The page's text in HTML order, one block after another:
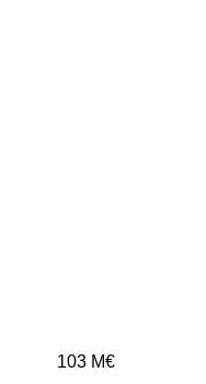
103 M€